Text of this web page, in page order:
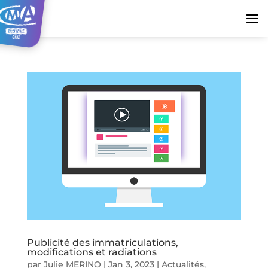
Publicité des immatriculations,
modifications et radiations
par Julie MERINO | Jan 3, 2023| Actualités,